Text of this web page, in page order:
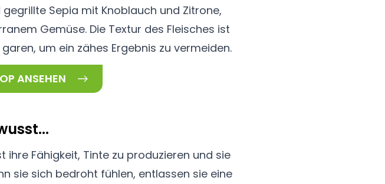
Sepia mit Knoblauch und Zitrone,
Gemüse. Die Textur des Fleisches ist
um ein zähes Ergebnis zu vermeiden.
ANSEHEN
ihre Fähigkeit, Tinte zu produzieren und sie
sie sich bedroht fühlen, entlassen sie eine